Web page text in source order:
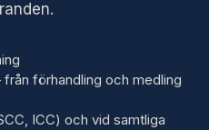
förhandling och medling
ICC) och vid samtliga